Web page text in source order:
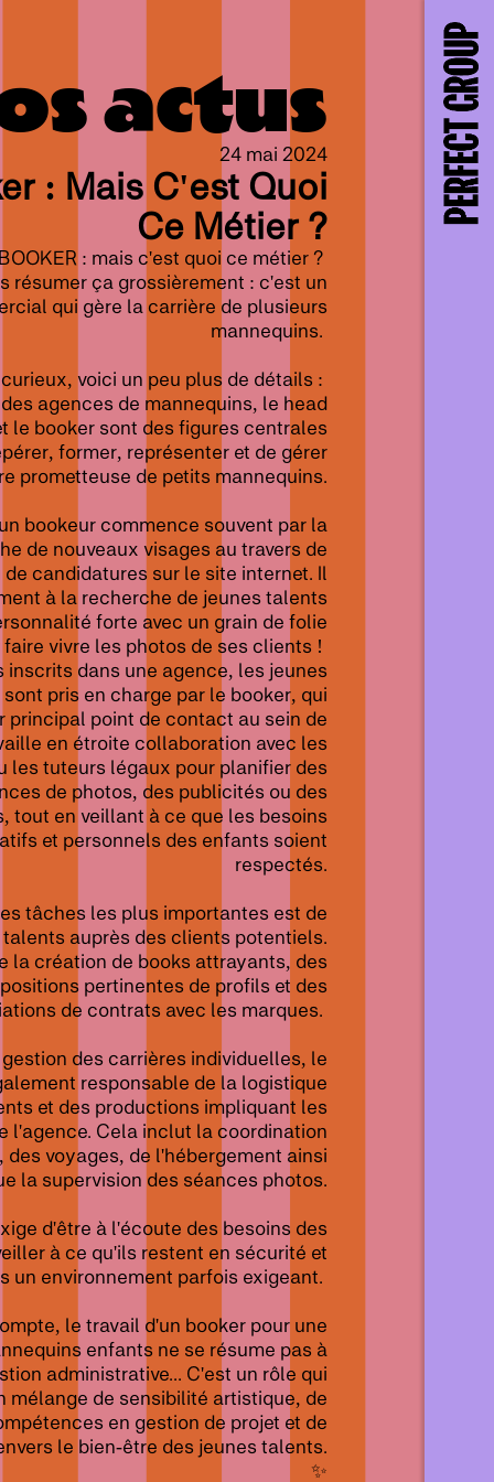
actus
24 mai 2024
: Mais C'est Quoi
Ce Métier ?
BOOKER : mais c'est quoi ce métier ?
résumer ça grossièrement : c'est un
qui gère la carrière de plusieurs
mannequins.
voici un peu plus de détails :
agences de mannequins, le head
le booker sont des figures centrales
former, représenter et de gérer
prometteuse de petits mannequins.
bookeur commence souvent par la
de nouveaux visages au travers de
candidatures sur le site internet. Il
à la recherche de jeunes talents
forte avec un grain de folie
faire vivre les photos de ses clients !
inscrits dans une agence, les jeunes
pris en charge par le booker, qui
principal point de contact au sein de
en étroite collaboration avec les
les tuteurs légaux pour planifier des
de photos, des publicités ou des
tout en veillant à ce que les besoins
et personnels des enfants soient
respectés.
tâches les plus importantes est de
auprès des clients potentiels.
la création de books attrayants, des
pertinentes de profils et des
de contrats avec les marques.
des carrières individuelles, le
responsable de la logistique
et des productions impliquant les
l'agence. Cela inclut la coordination
des voyages, de l'hébergement ainsi
la supervision des séances photos.
d'être à l'écoute des besoins des
à ce qu'ils restent en sécurité et
un environnement parfois exigeant.
le travail d'un booker pour une
enfants ne se résume pas à
administrative... C'est un rôle qui
mélange de sensibilité artistique, de
en gestion de projet et de
le bien-être des jeunes talents.
✨